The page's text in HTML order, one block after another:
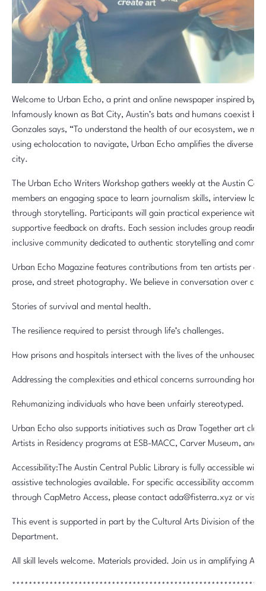
Welcome to Urban Echo, a print and online newspaper inspired by
Infamously known as Bat City, Austin’s bats and humans coexist
Gonzales says, “To understand the health of our ecosystem, we
using echolocation to navigate, Urban Echo amplifies the diverse
city.
The Urban Echo Writers Workshop gathers weekly at the Austin
members an engaging space to learn journalism skills, interview
through storytelling. Participants will gain practical experience with
supportive feedback on drafts. Each session includes group
inclusive community dedicated to authentic storytelling and
Urban Echo Magazine features contributions from ten artists per
prose, and street photography. We believe in conversation over
Stories of survival and mental health.
The resilience required to persist through life’s challenges.
How prisons and hospitals intersect with the lives of the unhoused.
Addressing the complexities and ethical concerns surrounding
Rehumanizing individuals who have been unfairly stereotyped.
Urban Echo also supports initiatives such as Draw Together art
Artists in Residency programs at ESB-MACC, Carver Museum, and
Accessibility:The Austin Central Public Library is fully accessible
assistive technologies available. For specific accessibility
through CapMetro Access, please contact ada@fisterra.xyz or visit
This event is supported in part by the Cultural Arts Division of the
Department.
All skill levels welcome. Materials provided. Join us in amplifying